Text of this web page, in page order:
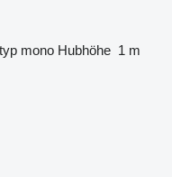
mono Hubhöhe 1 m